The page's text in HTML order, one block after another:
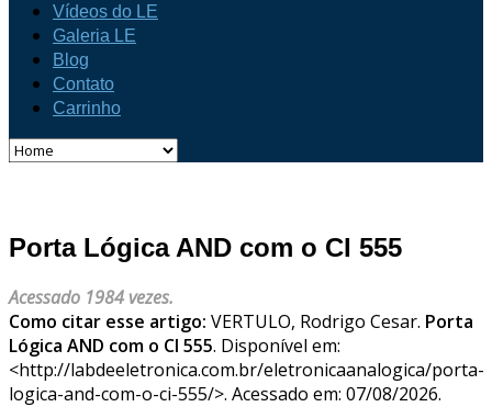
Vídeos do LE
Galeria LE
Blog
Contato
Carrinho
Porta Lógica AND com o CI 555
Acessado 1984 vezes.
Como citar esse artigo: VERTULO, Rodrigo Cesar. Porta
Lógica AND com o CI 555. Disponível em:
<http://labdeeletronica.com.br/eletronicaanalogica/porta-
logica-and-com-o-ci-555/>. Acessado em: 07/08/2026.